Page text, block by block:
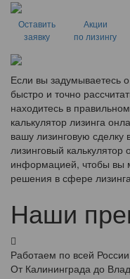
Оставить
заявку
Акции
по лизингу
Если вы задумываетесь
быстро и точно
находитесь в
калькулятор лизинга
вашу лизинговую сделку
лизинговый
информацией, чтобы вы
решения в сфере
Наши
Работаем по всей России
От Калининграда до